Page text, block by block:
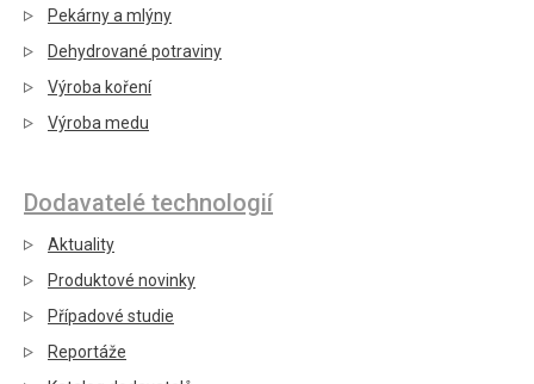
Pekárny a mlýny
Dehydrované potraviny
Výroba koření
Výroba medu
Dodavatelé technologií
Aktuality
Produktové novinky
Případové studie
Reportáže